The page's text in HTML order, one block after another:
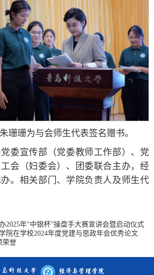
珊珊为与会师生代表签名赠书。
委宣传部（党委教师工作部）、党
会（妇委会）、团委联合主办，经
。相关部门、学院负责人及师生代
2025年“中银杯”操盘手大赛宣讲会暨启动仪式
院在学校2024年度党建与思政年会优秀论文
荣誉